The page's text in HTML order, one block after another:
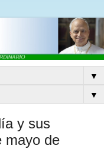
▼
▼
y sus
mayo de